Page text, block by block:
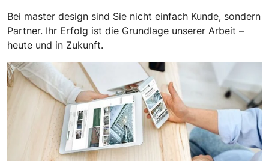
Bei master design sind Sie nicht einfach Kunde, sondern
Partner. Ihr Erfolg ist die Grundlage unserer Arbeit –
heute und in Zukunft.